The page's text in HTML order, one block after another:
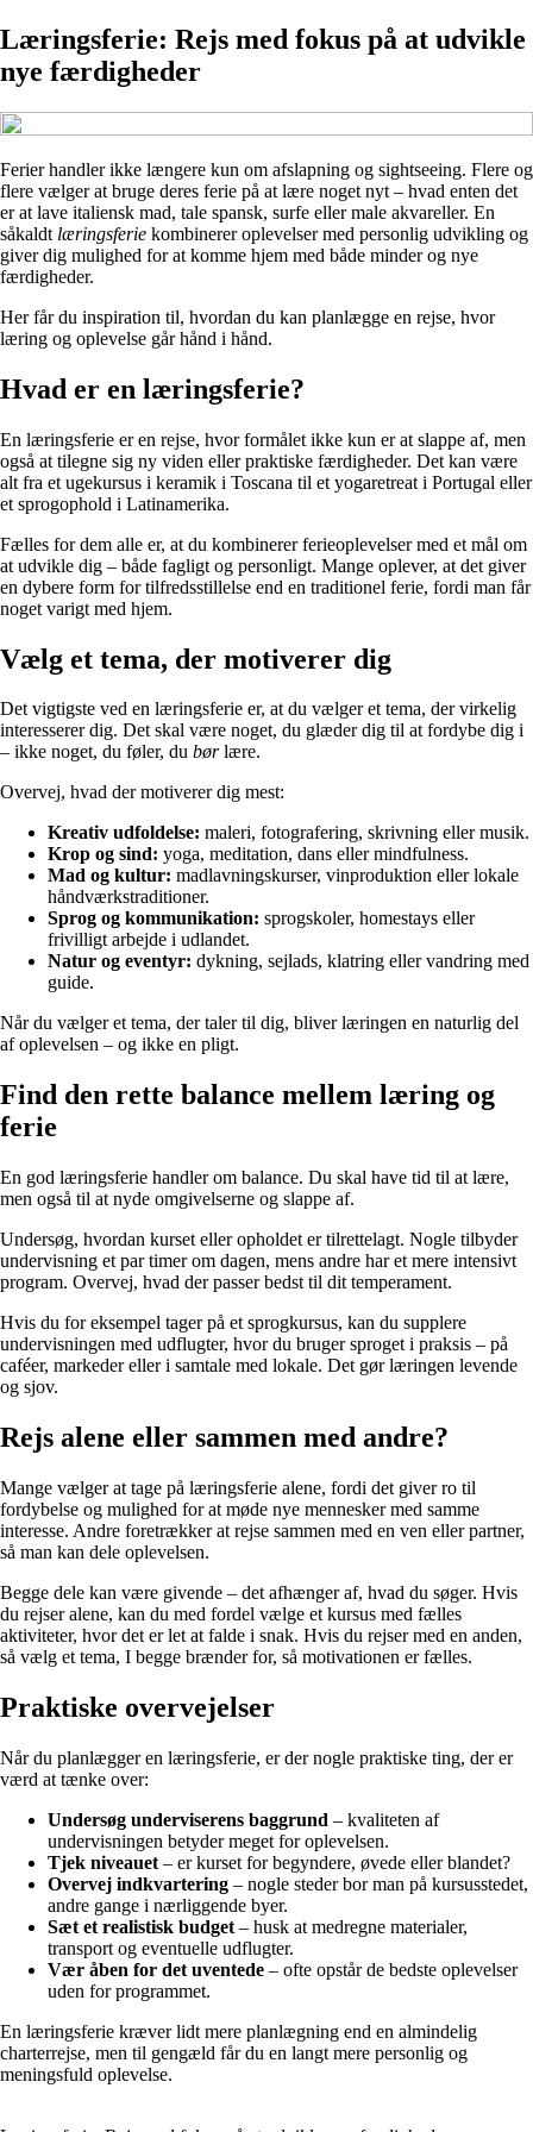
Læringsferie: Rejs med fokus på at udvikle
nye færdigheder
Ferier handler ikke længere kun om afslapning og sightseeing. Flere og
flere vælger at bruge deres ferie på at lære noget nyt – hvad enten det
er at lave italiensk mad, tale spansk, surfe eller male akvareller. En
såkaldt læringsferie kombinerer oplevelser med personlig udvikling og
giver dig mulighed for at komme hjem med både minder og nye
færdigheder.
Her får du inspiration til, hvordan du kan planlægge en rejse, hvor
læring og oplevelse går hånd i hånd.
Hvad er en læringsferie?
En læringsferie er en rejse, hvor formålet ikke kun er at slappe af, men
også at tilegne sig ny viden eller praktiske færdigheder. Det kan være
alt fra et ugekursus i keramik i Toscana til et yogaretreat i Portugal eller
et sprogophold i Latinamerika.
Fælles for dem alle er, at du kombinerer ferieoplevelser med et mål om
at udvikle dig – både fagligt og personligt. Mange oplever, at det giver
en dybere form for tilfredsstillelse end en traditionel ferie, fordi man får
noget varigt med hjem.
Vælg et tema, der motiverer dig
Det vigtigste ved en læringsferie er, at du vælger et tema, der virkelig
interesserer dig. Det skal være noget, du glæder dig til at fordybe dig i
– ikke noget, du føler, du børlære.
Overvej, hvad der motiverer dig mest:
Kreativ udfoldelse: maleri, fotografering, skrivning eller musik.
Krop og sind: yoga, meditation, dans eller mindfulness.
Mad og kultur: madlavningskurser, vinproduktion eller lokale
håndværkstraditioner.
Sprog og kommunikation: sprogskoler, homestays eller
frivilligt arbejde i udlandet.
Natur og eventyr: dykning, sejlads, klatring eller vandring med
guide.
Når du vælger et tema, der taler til dig, bliver læringen en naturlig del
af oplevelsen – og ikke en pligt.
Find den rette balance mellem læring og
ferie
En god læringsferie handler om balance. Du skal have tid til at lære,
men også til at nyde omgivelserne og slappe af.
Undersøg, hvordan kurset eller opholdet er tilrettelagt. Nogle tilbyder
undervisning et par timer om dagen, mens andre har et mere intensivt
program. Overvej, hvad der passer bedst til dit temperament.
Hvis du for eksempel tager på et sprogkursus, kan du supplere
undervisningen med udflugter, hvor du bruger sproget i praksis – på
caféer, markeder eller i samtale med lokale. Det gør læringen levende
og sjov.
Rejs alene eller sammen med andre?
Mange vælger at tage på læringsferie alene, fordi det giver ro til
fordybelse og mulighed for at møde nye mennesker med samme
interesse. Andre foretrækker at rejse sammen med en ven eller partner,
så man kan dele oplevelsen.
Begge dele kan være givende – det afhænger af, hvad du søger. Hvis
du rejser alene, kan du med fordel vælge et kursus med fælles
aktiviteter, hvor det er let at falde i snak. Hvis du rejser med en anden,
så vælg et tema, I begge brænder for, så motivationen er fælles.
Praktiske overvejelser
Når du planlægger en læringsferie, er der nogle praktiske ting, der er
værd at tænke over:
Undersøg underviserens baggrund – kvaliteten af
undervisningen betyder meget for oplevelsen.
Tjek niveauet – er kurset for begyndere, øvede eller blandet?
Overvej indkvartering – nogle steder bor man på kursusstedet,
andre gange i nærliggende byer.
Sæt et realistisk budget – husk at medregne materialer,
transport og eventuelle udflugter.
Vær åben for det uventede – ofte opstår de bedste oplevelser
uden for programmet.
En læringsferie kræver lidt mere planlægning end en almindelig
charterrejse, men til gengæld får du en langt mere personlig og
meningsfuld oplevelse.